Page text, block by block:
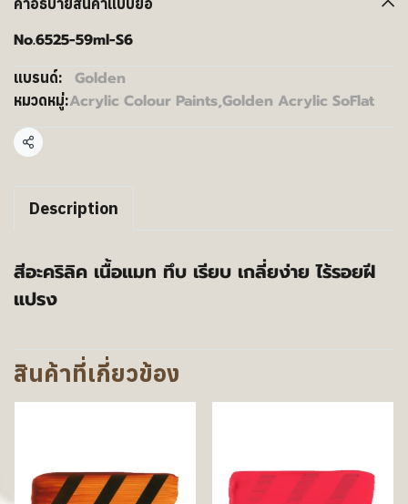
คำอธิบายสินค้าแบบย่อ
No.6525-59ml-S6
แบรนด์: Golden
หมวดหมู่:Acrylic Colour Paints,Golden Acrylic SoFlat
แชร์
Description
สีอะคริลิค เนื้อแมท ทึบ เรียบ เกลี่ยง่าย ไร้รอยฝี
แปรง
สินค้าที่เกี่ยวข้อง